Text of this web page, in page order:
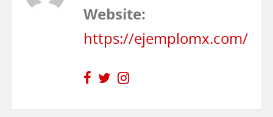
Website:
https://ejemplomx.com/